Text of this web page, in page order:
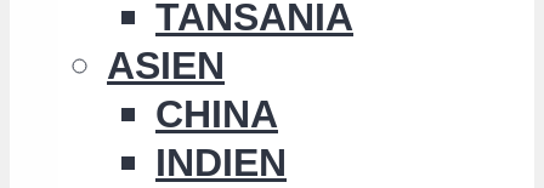
TANSANIA
ASIEN
CHINA
INDIEN